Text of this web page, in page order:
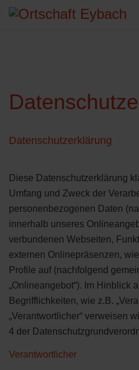
Datenschutzerklärung
Diese Datenschutzerklärung
Umfang und Zweck der
personenbezogenen Daten
innerhalb unseres
verbundenen Webseiten,
externen Onlinepräsenzen,
Profile auf (nachfolgend
„Onlineangebot“). Im Hinblick
Begrifflichkeiten, wie z.B.
„Verantwortlicher“ verweisen
4 der
Verantwortlicher